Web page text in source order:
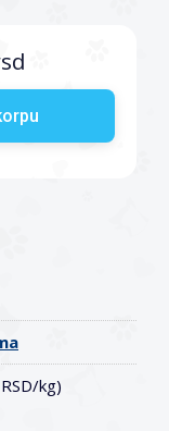
kg)